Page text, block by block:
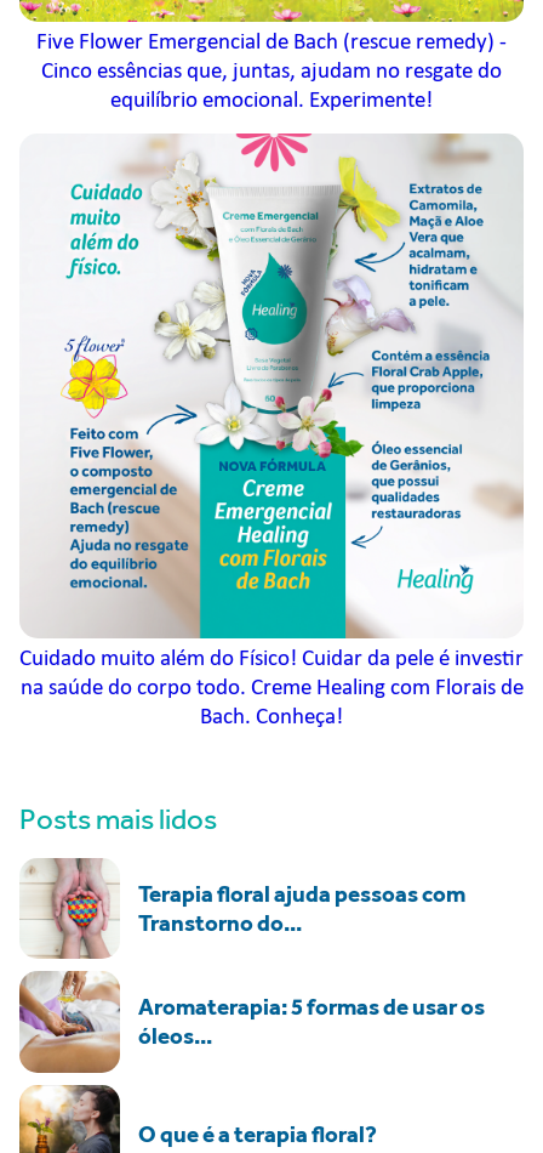
Five Flower Emergencial de Bach (rescue remedy) -
Cinco essências que, juntas, ajudam no resgate do
equilíbrio emocional. Experimente!
Cuidado muito além do Físico! Cuidar da pele é investir
na saúde do corpo todo. Creme Healing com Florais de
Bach. Conheça!
Posts mais lidos
Terapia floral ajuda pessoas com
Transtorno do...
Aromaterapia: 5 formas de usar os
óleos...
O que é a terapia floral?